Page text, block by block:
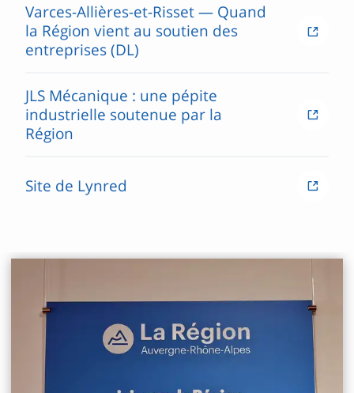
Varces-Allières-et-Risset — Quand
la Région vient au soutien des
entreprises (DL)
JLS Mécanique : une pépite
industrielle soutenue par la
Région
Site de Lynred